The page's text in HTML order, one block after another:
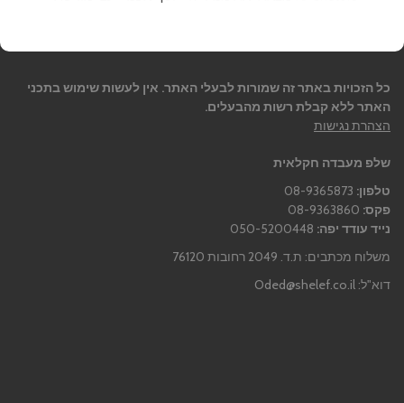
כל הזכויות באתר זה שמורות לבעלי האתר. אין לעשות שימוש בתכני
האתר ללא קבלת רשות מהבעלים.
הצהרת נגישות
שלפ מעבדה חקלאית
טלפון:
פקס:
נייד עודד יפה:
משלוח מכתבים: ת.ד. 2049 רחובות 76120
דוא"ל: Oded@shelef.co.il